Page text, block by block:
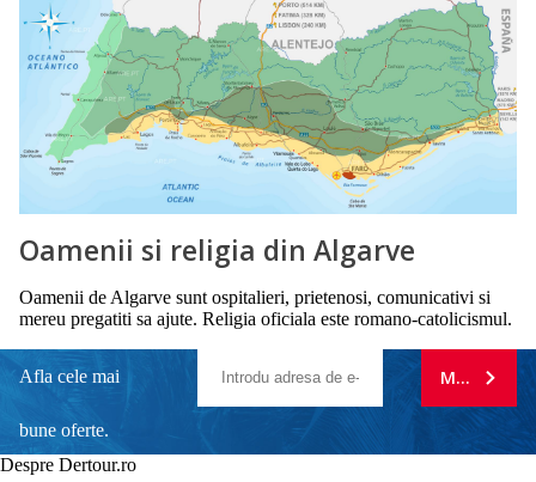
Oamenii si religia din Algarve
Oamenii de Algarve sunt ospitalieri, prietenosi, comunicativi si
mereu pregatiti sa ajute. Religia oficiala este romano-catolicismul.
Afla cele mai
bune oferte.
MA
Despre Dertour.ro